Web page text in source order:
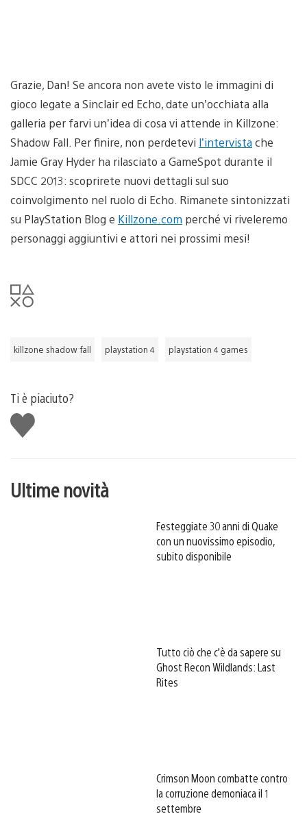
Grazie, Dan! Se ancora non avete visto le immagini di
gioco legate a Sinclair ed Echo, date un’occhiata alla
galleria per farvi un’idea di cosa vi attende in Killzone:
Shadow Fall. Per finire, non perdetevi l’intervistache
Jamie Gray Hyder ha rilasciato a GameSpot durante il
SDCC 2013: scoprirete nuovi dettagli sul suo
coinvolgimento nel ruolo di Echo. Rimanete sintonizzati
su PlayStation Blog e Killzone.com perché vi riveleremo
personaggi aggiuntivi e attori nei prossimi mesi!
killzone shadow fall playstation 4 playstation 4 games
Ti è piaciuto?
Mi
piace
Ultime novità
Festeggiate 30 anni di Quake
con un nuovissimo episodio,
subito disponibile
Tutto ciò che c’è da sapere su
Ghost Recon Wildlands: Last
Rites
Crimson Moon combatte contro
la corruzione demoniaca il 1
settembre